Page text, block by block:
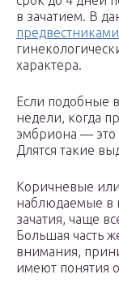
в зачатием. В
характера.
Если подобные
недели, когда
эмбриона — это
Длятся такие
Коричневые
наблюдаемые в
зачатия, чаще
Большая часть
внимания,
имеют понятия